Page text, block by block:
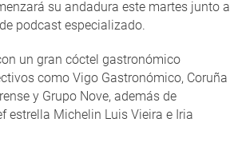
su andadura este martes junto a
podcast especializado.
un gran cóctel gastronómico
como Vigo Gastronómico, Coruña
y Grupo Nove, además de
estrella Michelin Luis Vieira e Iria